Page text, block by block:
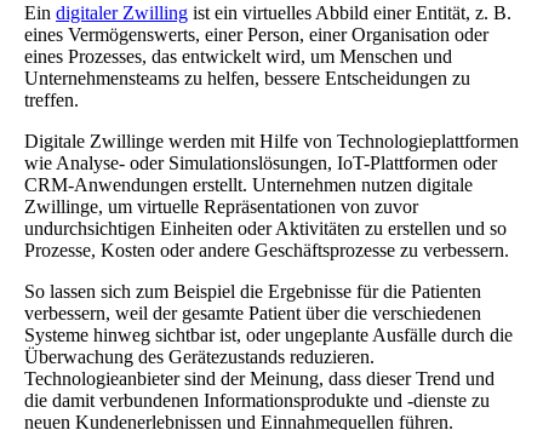
Ein digitaler Zwilling ist ein virtuelles Abbild einer Entität, z. B.
eines Vermögenswerts, einer Person, einer Organisation oder
eines Prozesses, das entwickelt wird, um Menschen und
Unternehmensteams zu helfen, bessere Entscheidungen zu
treffen.
Digitale Zwillinge werden mit Hilfe von Technologieplattformen
wie Analyse- oder Simulationslösungen, IoT-Plattformen oder
CRM-Anwendungen erstellt. Unternehmen nutzen digitale
Zwillinge, um virtuelle Repräsentationen von zuvor
undurchsichtigen Einheiten oder Aktivitäten zu erstellen und so
Prozesse, Kosten oder andere Geschäftsprozesse zu verbessern.
So lassen sich zum Beispiel die Ergebnisse für die Patienten
verbessern, weil der gesamte Patient über die verschiedenen
Systeme hinweg sichtbar ist, oder ungeplante Ausfälle durch die
Überwachung des Gerätezustands reduzieren.
Technologieanbieter sind der Meinung, dass dieser Trend und
die damit verbundenen Informationsprodukte und -dienste zu
neuen Kundenerlebnissen und Einnahmequellen führen.